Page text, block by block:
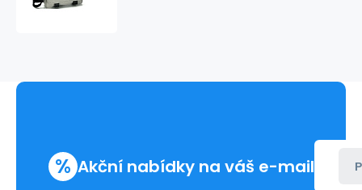
% Akční nabídky na váš e-mail